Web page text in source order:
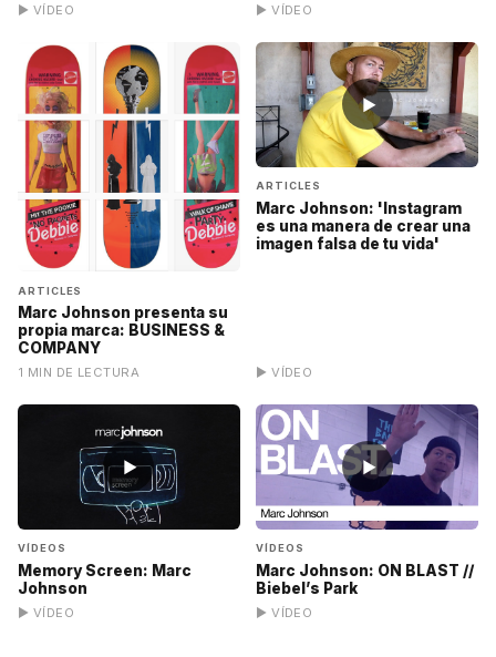
▶ VÍDEO ▶ VÍDEO
ARTICLES
Marc Johnson presenta su
propia marca: BUSINESS &
COMPANY
1 MIN DE LECTURA
▶
ARTICLES
Marc Johnson: 'Instagram
es una manera de crear una
imagen falsa de tu vida'
▶ VÍDEO
▶
VÍDEOS
Memory Screen: Marc
Johnson
▶ VÍDEO
▶
VÍDEOS
Marc Johnson: ON BLAST //
Biebel’s Park
▶ VÍDEO